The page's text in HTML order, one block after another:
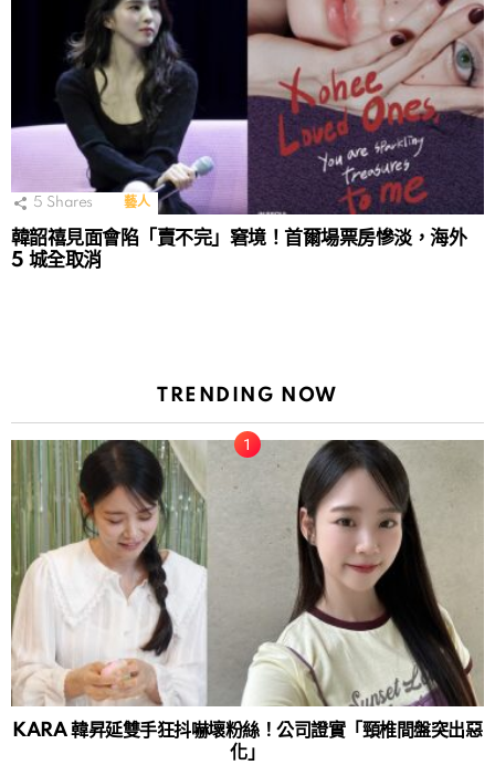
5 Shares 藝人
韓韶禧見面會陷「賣不完」窘境！首爾場票房慘淡，海外
5 城全取消
TRENDING NOW
KARA 韓昇延雙手狂抖嚇壞粉絲！公司證實「頸椎間盤突出惡
化」